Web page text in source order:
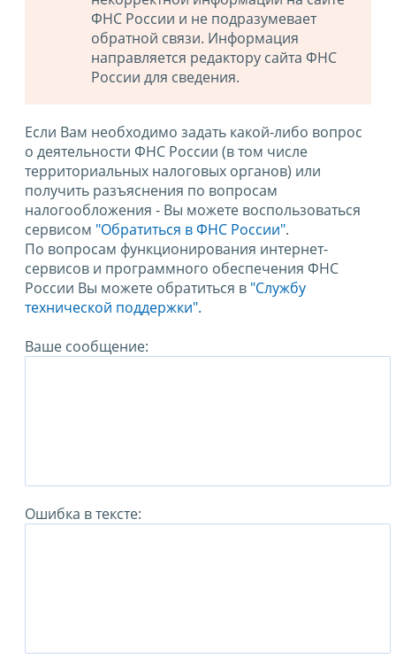
ФНС России и не подразумевает
обратной связи. Информация
направляется редактору сайта ФНС
России для сведения.
Если Вам необходимо задать какой-либо вопрос
о деятельности ФНС России (в том числе
территориальных налоговых органов) или
получить разъяснения по вопросам
налогообложения - Вы можете воспользоваться
сервисом "Обратиться в ФНС России".
По вопросам функционирования интернет-
сервисов и программного обеспечения ФНС
России Вы можете обратиться в "Службу
технической поддержки".
Ваше сообщение:
Ошибка в тексте: